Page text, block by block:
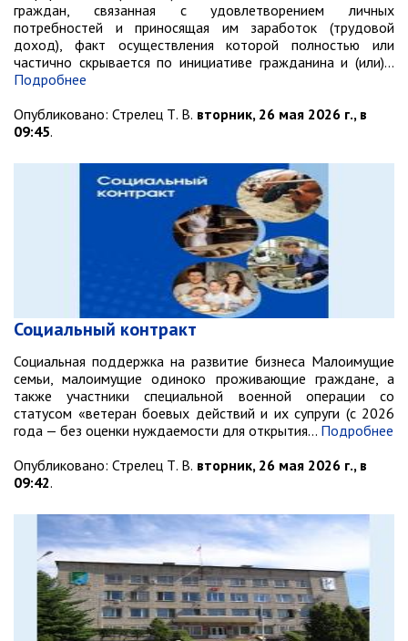
граждан, связанная с удовлетворением личных
потребностей и приносящая им заработок (трудовой
доход), факт осуществления которой полностью или
частично скрывается по инициативе гражданина и (или)…
Подробнее
Опубликовано: Стрелец Т. В. вторник, 26 мая 2026 г., в
09:45.
Социальный контракт
Социальная поддержка на развитие бизнеса Малоимущие
семьи, малоимущие одиноко проживающие граждане, а
также участники специальной военной операции со
статусом «ветеран боевых действий и их супруги (с 2026
года — без оценки нуждаемости для открытия… Подробнее
Опубликовано: Стрелец Т. В. вторник, 26 мая 2026 г., в
09:42.